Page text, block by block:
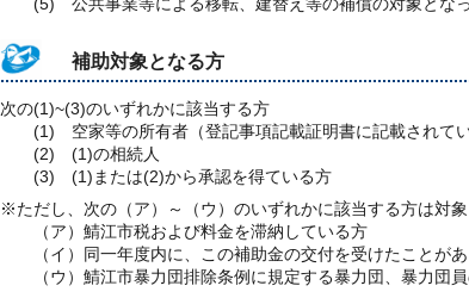
(5) 公共事業等による移転、建替え等の補償の対象となっ
補助対象となる方
次の(1)~(3)のいずれかに該当する方
(1) 空家等の所有者（登記事項記載証明書に記載されてい
(2) (1)の相続人
(3) (1)または(2)から承認を得ている方
※ただし、次の（ア）～（ウ）のいずれかに該当する方は対象
（ア）鯖江市税および料金を滞納している方
（イ）同一年度内に、この補助金の交付を受けたことが
（ウ）鯖江市暴力団排除条例に規定する暴力団、暴力団員